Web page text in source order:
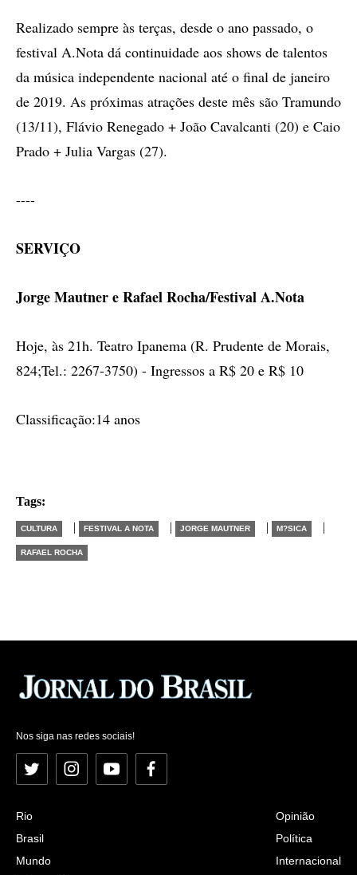
Realizado sempre às terças, desde o ano passado, o
festival A.Nota dá continuidade aos shows de talentos
da música independente nacional até o final de janeiro
de 2019. As próximas atrações deste mês são Tramundo
(13/11), Flávio Renegado + João Cavalcanti (20) e Caio
Prado + Julia Vargas (27).
----
SERVIÇO
Jorge Mautner e Rafael Rocha/Festival A.Nota
Hoje, às 21h. Teatro Ipanema (R. Prudente de Morais,
824;Tel.: 2267-3750) - Ingressos a R$ 20 e R$ 10
Classificação:14 anos
Tags:
CULTURA | FESTIVAL A NOTA | JORGE MAUTNER | M?SICA |
RAFAEL ROCHA
Nos siga nas redes sociais!
Twitter InstagramYouTubeFacebook
Rio
Brasil
Mundo
Opinião
Política
Internacional